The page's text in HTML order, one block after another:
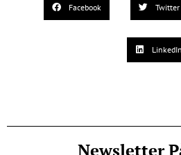
Facebook Twitter
LinkedIn
Newsletter